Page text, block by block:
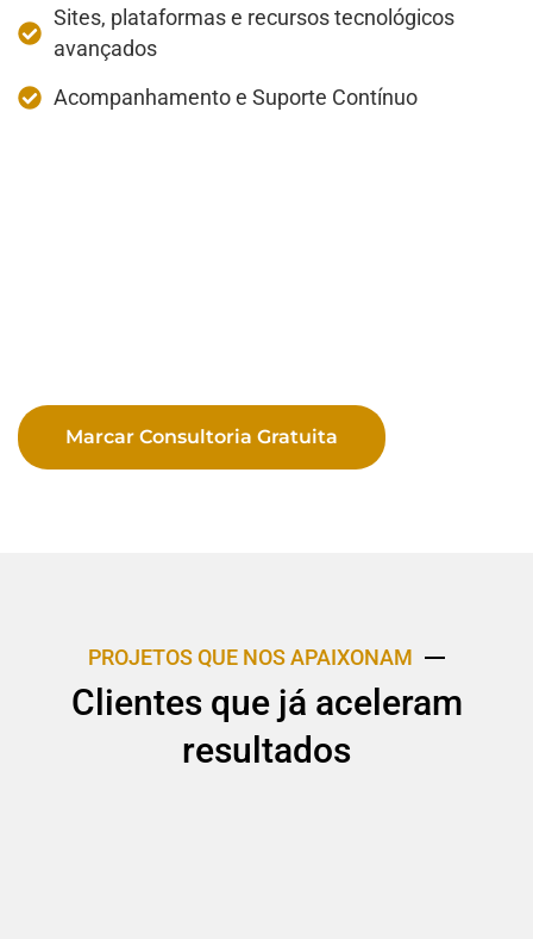
Sites, plataformas e recursos tecnológicos
avançados
Acompanhamento e Suporte Contínuo
Marcar Consultoria Gratuita
PROJETOS QUE NOS APAIXONAM
Clientes que já aceleram
resultados